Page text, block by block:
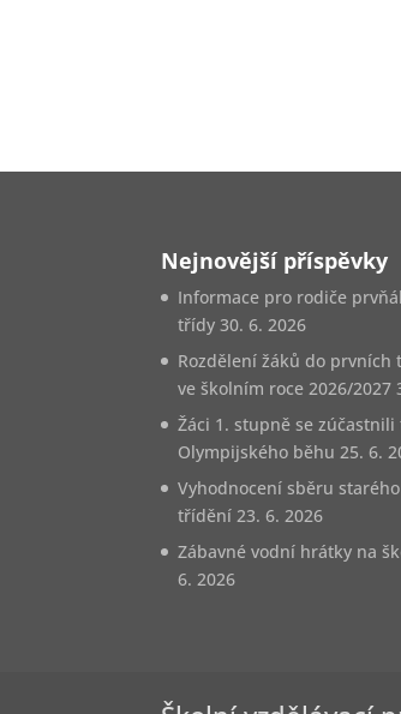
Nejnovější příspěvky
Informace pro rodiče
třídy 30. 6. 2026
Rozdělení žáků do
ve školním roce 2026/2027
Žáci 1. stupně se
Olympijského běhu 25. 6.
Vyhodnocení sběru
třídění 23. 6. 2026
Zábavné vodní hrátky na
6. 2026